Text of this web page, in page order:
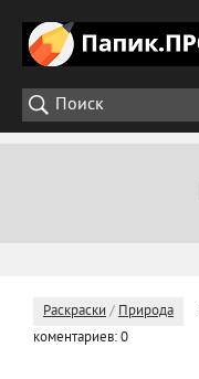
Раскраски / Природа
коментариев: 0